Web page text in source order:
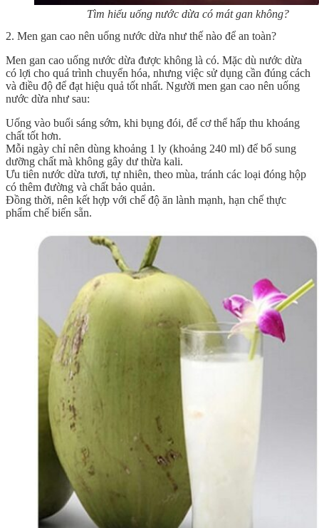
Tìm hiểu uống nước dừa có mát gan không?
2. Men gan cao nên uống nước dừa như thế nào để an toàn?
Men gan cao uống nước dừa được không là có. Mặc dù nước dừa
có lợi cho quá trình chuyển hóa, nhưng việc sử dụng cần đúng cách
và điều độ để đạt hiệu quả tốt nhất. Người men gan cao nên uống
nước dừa như sau:
Uống vào buổi sáng sớm, khi bụng đói, để cơ thể hấp thu khoáng
chất tốt hơn.
Mỗi ngày chỉ nên dùng khoảng 1 ly (khoảng 240 ml) để bổ sung
dưỡng chất mà không gây dư thừa kali.
Ưu tiên nước dừa tươi, tự nhiên, theo mùa, tránh các loại đóng hộp
có thêm đường và chất bảo quản.
Đồng thời, nên kết hợp với chế độ ăn lành mạnh, hạn chế thực
phẩm chế biến sẵn.